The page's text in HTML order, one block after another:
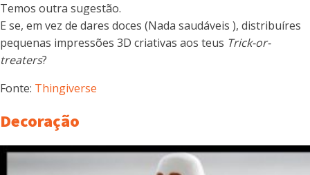
Temos outra sugestão.
E se, em vez de dares doces (Nada saudáveis ), distribuíres
pequenas impressões 3D criativas aos teus Trick-or-
treaters?
Fonte: Thingiverse
Decoração